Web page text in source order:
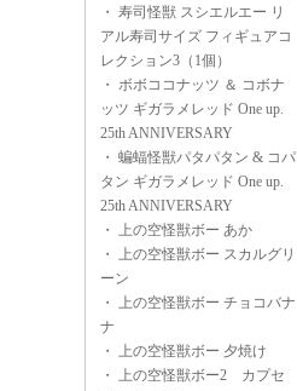
・ 寿司怪獣 スシエルエー リ
アル寿司サイズ フィギュアコ
レクション3（1個）
・ ボボココナッツ ＆ コボナ
ッツ ギガラメレッド One up.
25th ANNIVERSARY
・ 蝙蝠怪獣パタパタン & コパ
タン ギガラメレッド One up.
25th ANNIVERSARY
・ 上の空怪獣ボー あか
・ 上の空怪獣ボー スカルグリ
ーン
・ 上の空怪獣ボー チョコバナ
ナ
・ 上の空怪獣ボー 夕焼け
・ 上の空怪獣ボー2 カプセ